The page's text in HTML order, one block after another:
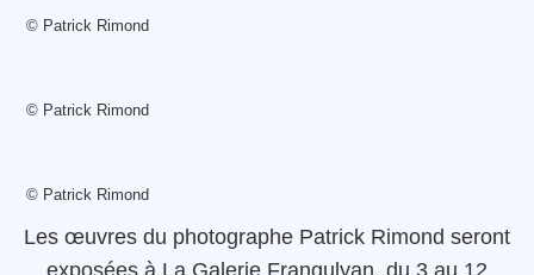
© Patrick Rimond
© Patrick Rimond
© Patrick Rimond
Les œuvres du photographe Patrick Rimond seront